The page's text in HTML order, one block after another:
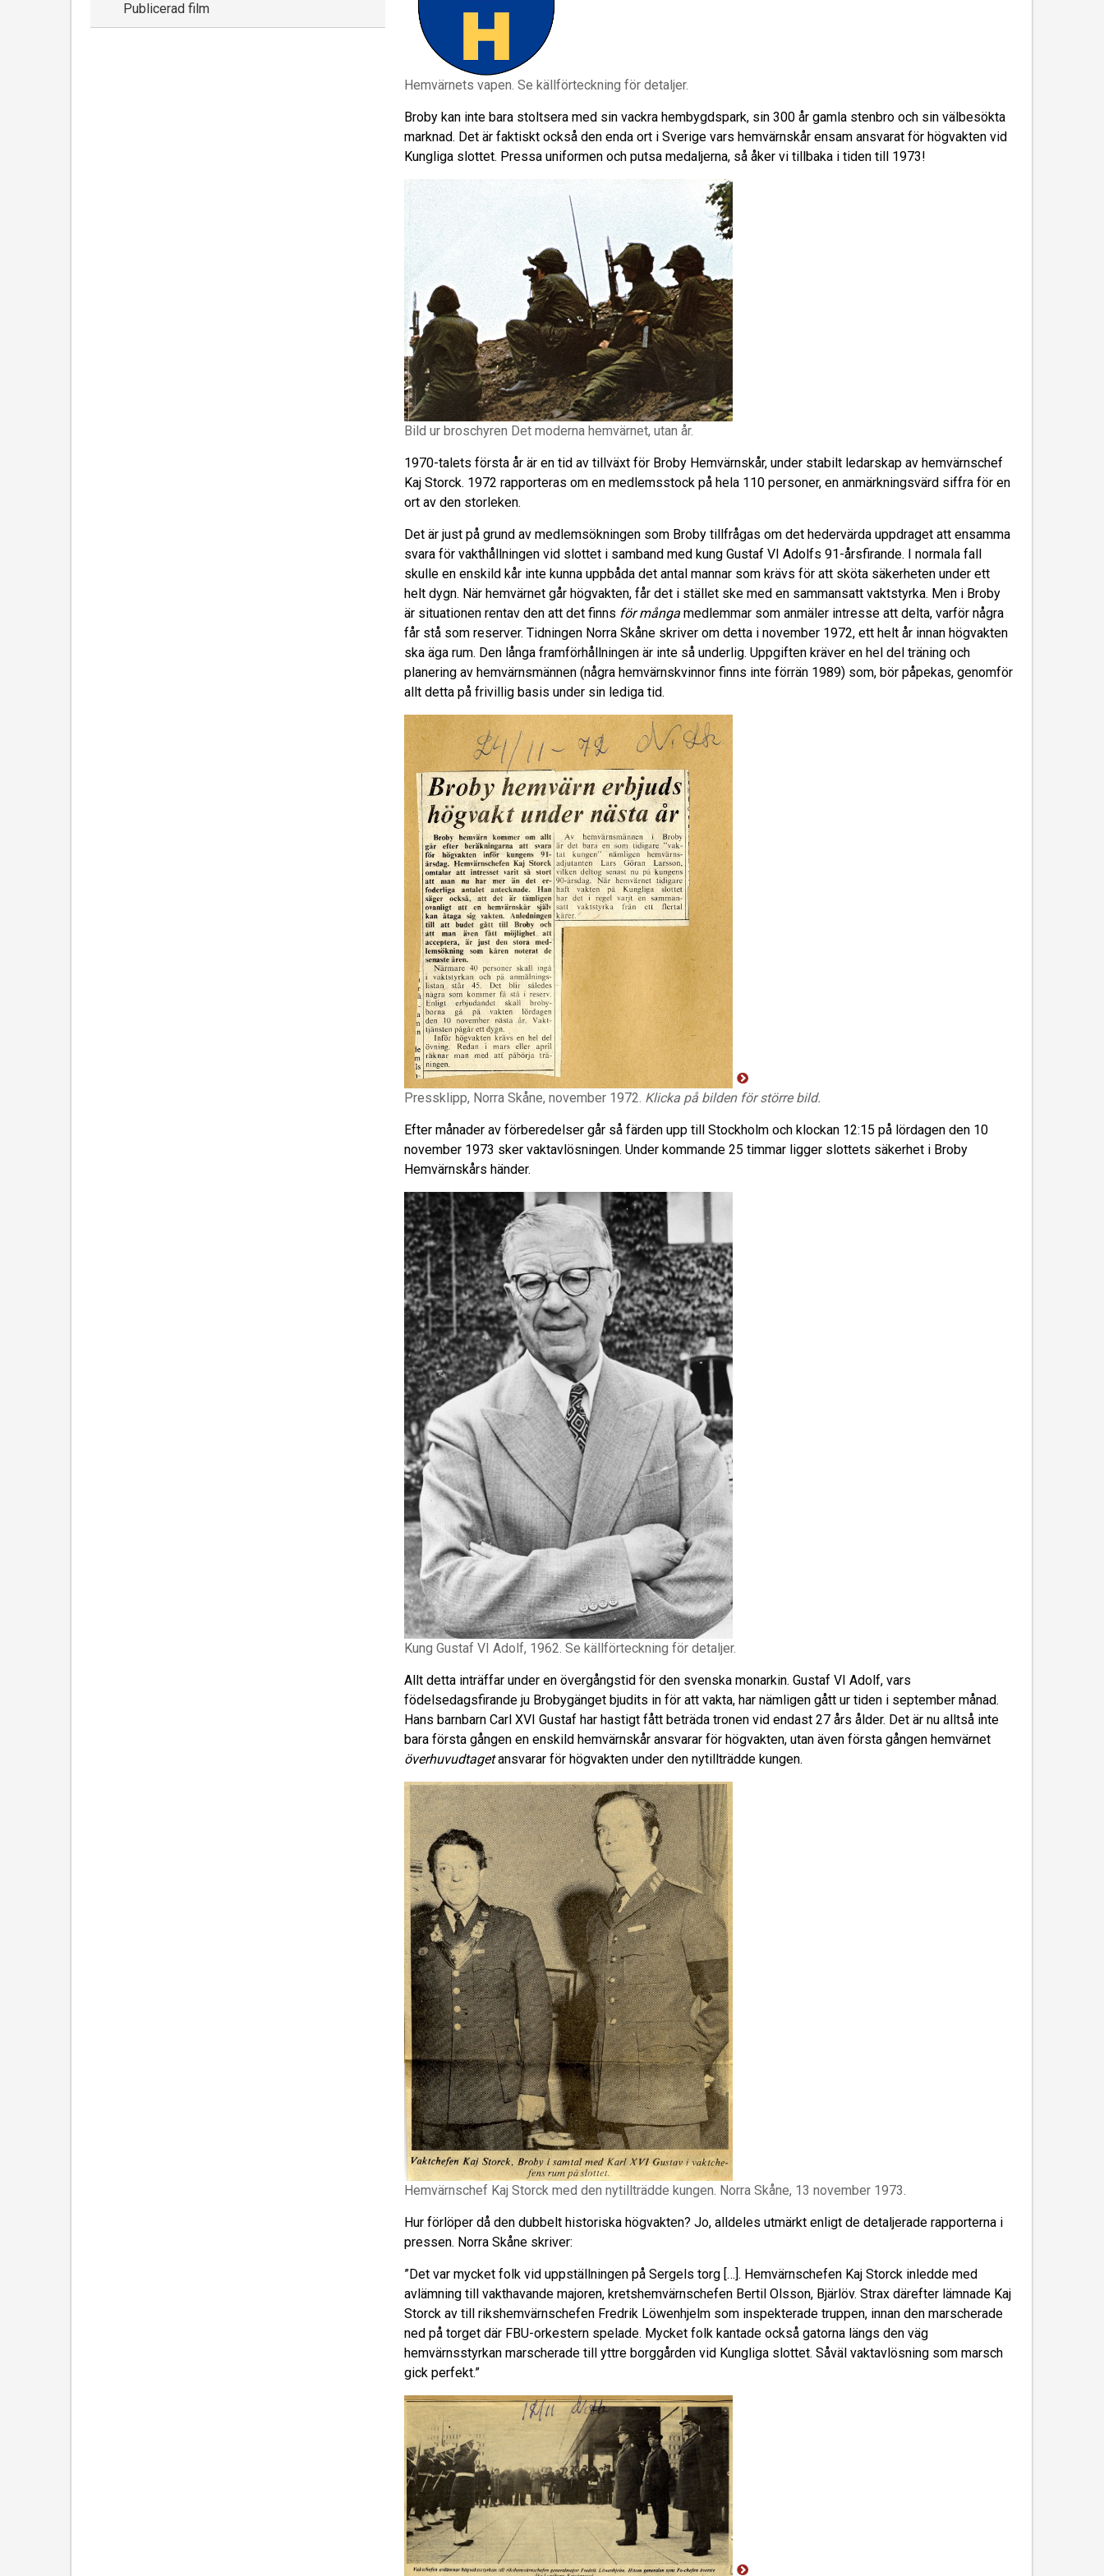
Hemvärnets vapen. Se källförteckning för detaljer.
Broby kan inte bara stoltsera med sin vackra hembygdspark, sin 300 år gamla stenbro och sin välbesökta
marknad. Det är faktiskt också den enda ort i Sverige vars hemvärnskår ensam ansvarat för högvakten vid
Kungliga slottet. Pressa uniformen och putsa medaljerna, så åker vi tillbaka i tiden till 1973!
Bild ur broschyren Det moderna hemvärnet, utan år.
1970-talets första år är en tid av tillväxt för Broby Hemvärnskår, under stabilt ledarskap av hemvärnschef
Kaj Storck. 1972 rapporteras om en medlemsstock på hela 110 personer, en anmärkningsvärd siffra för en
ort av den storleken.
Det är just på grund av medlemsökningen som Broby tillfrågas om det hedervärda uppdraget att ensamma
svara för vakthållningen vid slottet i samband med kung Gustaf VI Adolfs 91-årsfirande. I normala fall
skulle en enskild kår inte kunna uppbåda det antal mannar som krävs för att sköta säkerheten under ett
helt dygn. När hemvärnet går högvakten, får det i stället ske med en sammansatt vaktstyrka. Men i Broby
är situationen rentav den att det finns för mångamedlemmar som anmäler intresse att delta, varför några
får stå som reserver. Tidningen Norra Skåne skriver om detta i november 1972, ett helt år innan högvakten
ska äga rum. Den långa framförhållningen är inte så underlig. Uppgiften kräver en hel del träning och
planering av hemvärnsmännen (några hemvärnskvinnor finns inte förrän 1989) som, bör påpekas, genomför
allt detta på frivillig basis under sin lediga tid.
Pressklipp, Norra Skåne, november 1972. Klicka på bilden för större bild.
Efter månader av förberedelser går så färden upp till Stockholm och klockan 12:15 på lördagen den 10
november 1973 sker vaktavlösningen. Under kommande 25 timmar ligger slottets säkerhet i Broby
Hemvärnskårs händer.
Kung Gustaf VI Adolf, 1962. Se källförteckning för detaljer.
Allt detta inträffar under en övergångstid för den svenska monarkin. Gustaf VI Adolf, vars
födelsedagsfirande ju Brobygänget bjudits in för att vakta, har nämligen gått ur tiden i september månad.
Hans barnbarn Carl XVI Gustaf har hastigt fått beträda tronen vid endast 27 års ålder. Det är nu alltså inte
bara första gången en enskild hemvärnskår ansvarar för högvakten, utan även första gången hemvärnet
överhuvudtagetansvarar för högvakten under den nytillträdde kungen.
Hemvärnschef Kaj Storck med den nytillträdde kungen. Norra Skåne, 13 november 1973.
Hur förlöper då den dubbelt historiska högvakten? Jo, alldeles utmärkt enligt de detaljerade rapporterna i
pressen. Norra Skåne skriver:
”Det var mycket folk vid uppställningen på Sergels torg […]. Hemvärnschefen Kaj Storck inledde med
avlämning till vakthavande majoren, kretshemvärnschefen Bertil Olsson, Bjärlöv. Strax därefter lämnade Kaj
Storck av till rikshemvärnschefen Fredrik Löwenhjelm som inspekterade truppen, innan den marscherade
ned på torget där FBU-orkestern spelade. Mycket folk kantade också gatorna längs den väg
hemvärnsstyrkan marscherade till yttre borggården vid Kungliga slottet. Såväl vaktavlösning som marsch
gick perfekt.”
Publicerad film